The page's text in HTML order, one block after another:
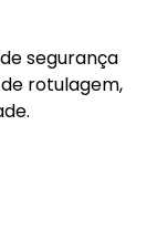
segurança
rotulagem,